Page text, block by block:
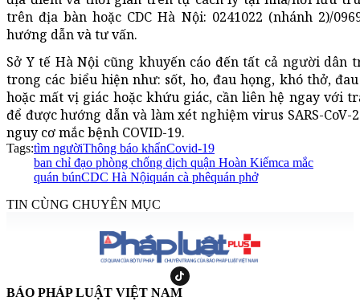
trên địa bàn hoặc CDC Hà Nội: 0241022 (nhánh 2)/
hướng dẫn và tư vấn.
Sở Y tế Hà Nội cũng khuyến cáo đến tất cả người dân
trong các biểu hiện như: sốt, ho, đau họng, khó thở,
hoặc mất vị giác hoặc khứu giác, cần liên hệ ngay với
để được hướng dẫn và làm xét nghiệm virus SARS-
nguy cơ mắc bệnh COVID-19.
Tags:tìm ngườiThông báo khẩnCovid-19
ban chỉ đạo phòng chống dịch quận Hoàn Kiếmca mắc
quán búnCDC Hà Nộiquán cà phêquán phở
TIN CÙNG CHUYÊN MỤC
BÁO PHÁP LUẬT VIỆT NAM